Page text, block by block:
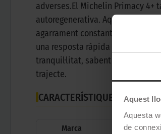
Aquest
Aquesta
de
adverses.El Michelin Primacy 4+
autoregenerativa. Aquesta
agarrament constant i un
una resposta ràpida i precisa
tranquil·litat, sabent que estan
trajecte.
CARACTERÍSTIQUES
Marca